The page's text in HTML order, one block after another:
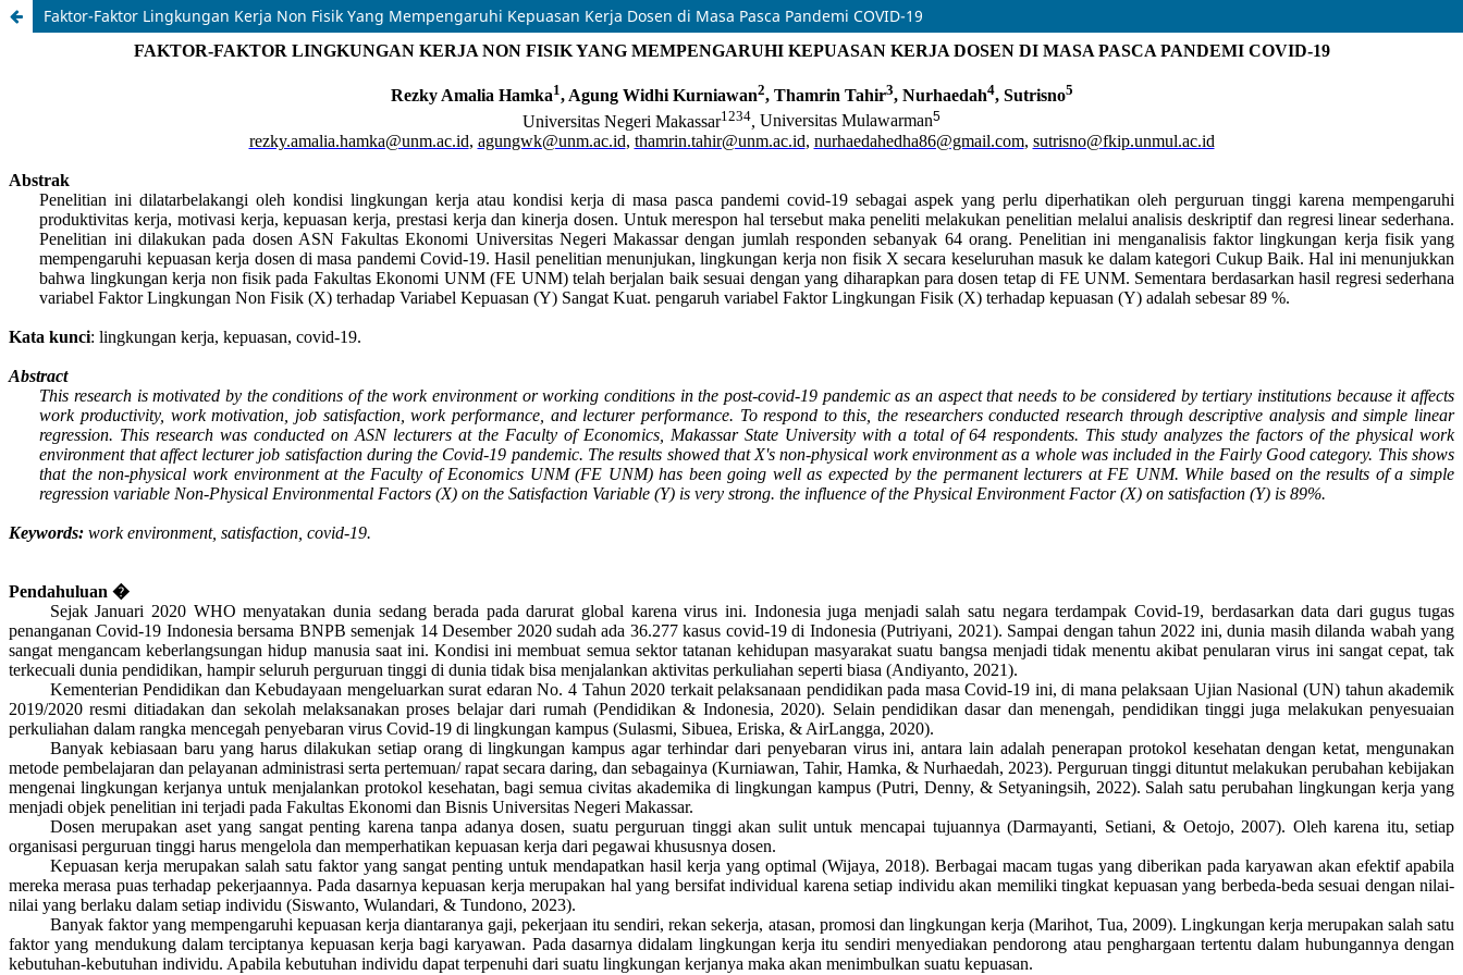
Faktor-Faktor Lingkungan Kerja Non Fisik Yang Mempengaruhi Kepuasan Kerja Dosen di Masa Pasca Pandemi COVID-19